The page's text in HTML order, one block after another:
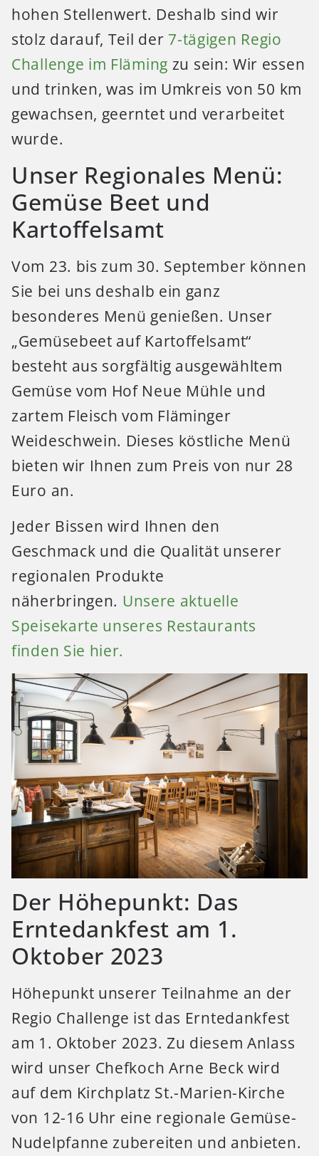
hohen Stellenwert. Deshalb sind wir
stolz darauf, Teil der 7-tägigen Regio
Challenge im Fläming zu sein: Wir essen
und trinken, was im Umkreis von 50 km
gewachsen, geerntet und verarbeitet
wurde.
Unser Regionales Menü:
Gemüse Beet und
Kartoffelsamt
Vom 23. bis zum 30. September können
Sie bei uns deshalb ein ganz
besonderes Menü genießen. Unser
„Gemüsebeet auf Kartoffelsamt“
besteht aus sorgfältig ausgewähltem
Gemüse vom Hof Neue Mühle und
zartem Fleisch vom Fläminger
Weideschwein. Dieses köstliche Menü
bieten wir Ihnen zum Preis von nur 28
Euro an.
Jeder Bissen wird Ihnen den
Geschmack und die Qualität unserer
regionalen Produkte
näherbringen. Unsere aktuelle
Speisekarte unseres Restaurants
finden Sie hier.
Der Höhepunkt: Das
Erntedankfest am 1.
Oktober 2023
Höhepunkt unserer Teilnahme an der
Regio Challenge ist das Erntedankfest
am 1. Oktober 2023. Zu diesem Anlass
wird unser Chefkoch Arne Beck wird
auf dem Kirchplatz St.-Marien-Kirche
von 12-16 Uhr eine regionale Gemüse-
Nudelpfanne zubereiten und anbieten.